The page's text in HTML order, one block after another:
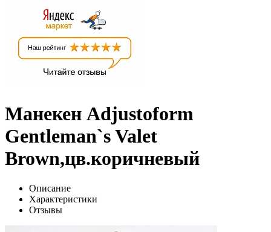
Манекен Adjustoform
Gentleman`s Valet
Brown,цв.коричневый
Описание
Характеристики
Отзывы